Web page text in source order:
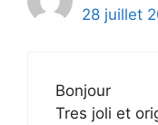
28 juillet
Bonjour
Tres joli et